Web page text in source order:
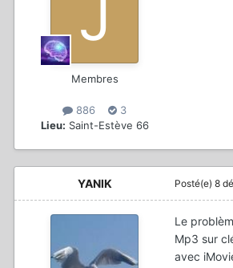
Membres
886
3
Lieu: Saint-Estève 66
YANIK Posté(e) 8
Le
Mp3 sur
avec